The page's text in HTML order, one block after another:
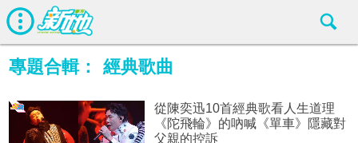
專題合輯： 經典歌曲
從陳奕迅10首經典歌看人生道理
《陀飛輪》的吶喊《單車》隱藏對
父親的控訴